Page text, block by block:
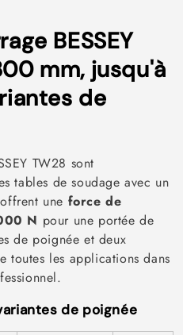
BESSEY
mm, jusqu'à
de
TW28 sont
tables de soudage avec un
une force de
N pour une portée de
de poignée et deux
toutes les applications dans
de poignée